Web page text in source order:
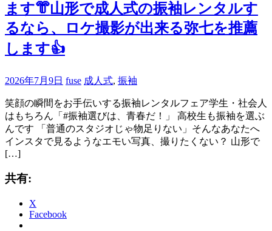
ます👘山形で成人式の振袖レンタルす
るなら、ロケ撮影が出来る弥七を推薦
します👍
2026年7月9日 fuse 成人式, 振袖
笑顔の瞬間をお手伝いする振袖レンタルフェア学生・社会人
はもちろん「#振袖選びは、青春だ！」 高校生も振袖を選ぶ
んです 「普通のスタジオじゃ物足りない」そんなあなたへ
インスタで見るようなエモい写真、撮りたくない？ 山形で
[…]
共有:
X
Facebook